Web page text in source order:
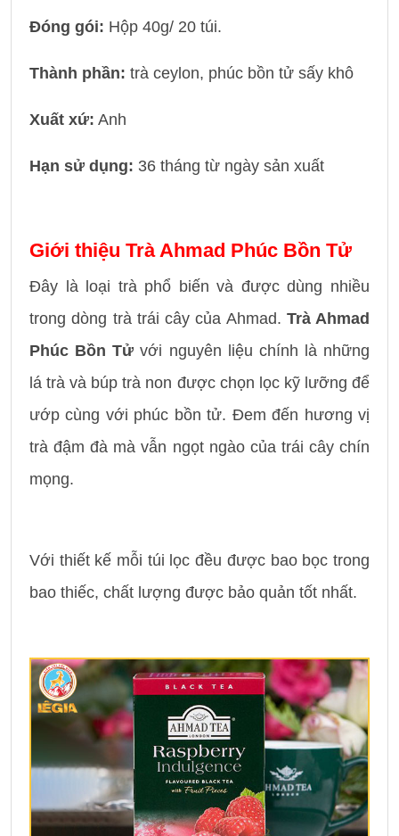
Đóng gói: Hộp 40g/ 20 túi.
Thành phần: trà ceylon, phúc bồn tử sấy khô
Xuất xứ: Anh
Hạn sử dụng: 36 tháng từ ngày sản xuất
Giới thiệu Trà Ahmad Phúc Bồn Tử
Đây là loại trà phổ biến và được dùng nhiều
trong dòng trà trái cây của Ahmad. Trà Ahmad
Phúc Bồn Tửvới nguyên liệu chính là những
lá trà và búp trà non được chọn lọc kỹ lưỡng để
ướp cùng với phúc bồn tử. Đem đến hương vị
trà đậm đà mà vẫn ngọt ngào của trái cây chín
mọng.
Với thiết kế mỗi túi lọc đều được bao bọc trong
bao thiếc, chất lượng được bảo quản tốt nhất.